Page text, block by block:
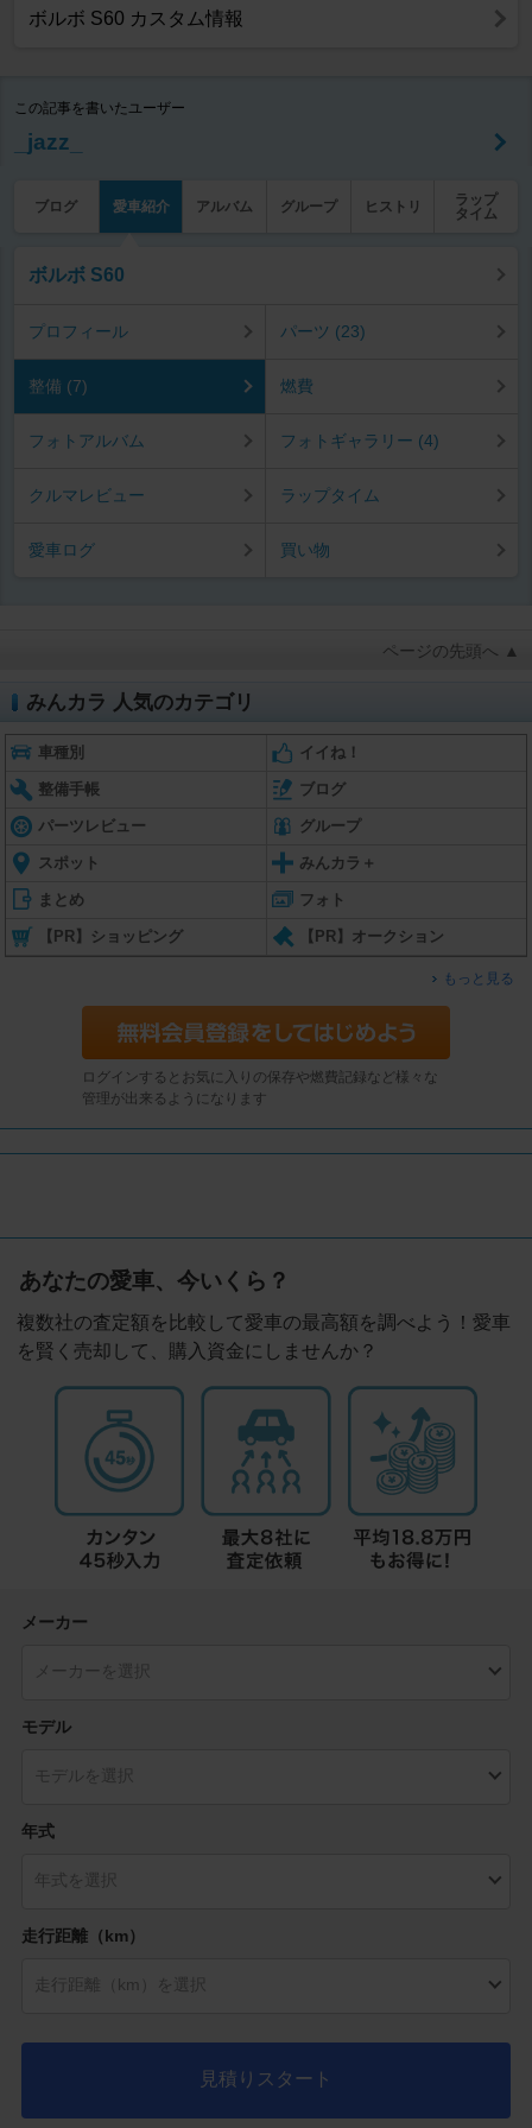
ボルボ S60 カスタム情報
この記事を書いたユーザー
_jazz_
ブログ 愛車紹介 アルバム グループ ヒストリ
ラップ
タイム
ボルボ S60
プロフィール パーツ (23)
整備 (7) 燃費
フォトアルバム フォトギャラリー (4)
クルマレビュー ラップタイム
愛車ログ 買い物
ページの先頭へ ▲
みんカラ 人気のカテゴリ
車種別 イイね！
整備手帳 ブログ
パーツレビュー グループ
スポット みんカラ＋
まとめ フォト
【PR】ショッピング 【PR】オークション
もっと見る
ログインするとお気に入りの保存や燃費記録など様々な
管理が出来るようになります
あなたの愛車、今いくら？
複数社の査定額を比較して愛車の最高額を調べよう！愛車
を賢く売却して、購入資金にしませんか？
メーカー
モデル
年式
走行距離（km）
見積りスタート